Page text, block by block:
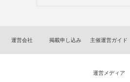
運営会社 掲載申し込み 主催運営ガイド
運営メディア